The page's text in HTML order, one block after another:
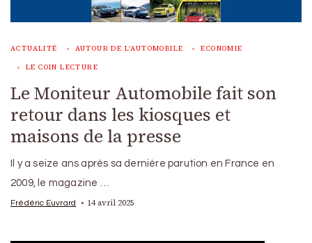
ACTUALITÉ AUTOUR DE L'AUTOMOBILE ECONOMIE
LE COIN LECTURE
Le Moniteur Automobile fait son
retour dans les kiosques et
maisons de la presse
Il y a seize ans après sa dernière parution en France en
2009, le magazine …
Frédéric Euvrard 14 avril 2025